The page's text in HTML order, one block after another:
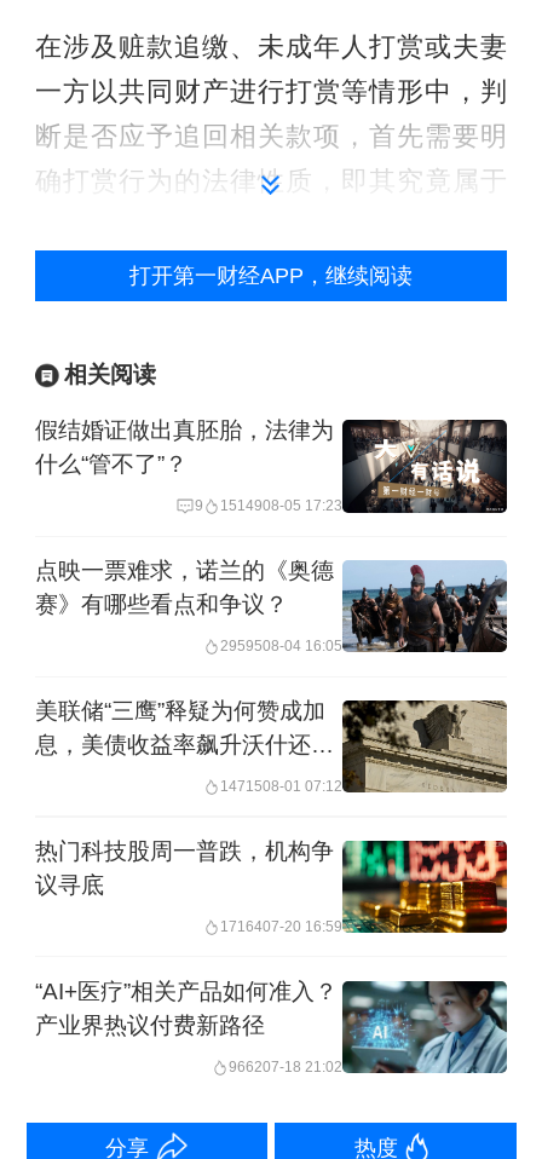
在涉及赃款追缴、未成年人打赏或夫妻
一方以共同财产进行打赏等情形中，判
断是否应予追回相关款项，首先需要明
确打赏行为的法律性质，即其究竟属于
中国人民大学法学院教授谢望原认为，
但实际上这是一种消费行为，因为直播
打赏包含了三个法律关系，即用户与直
播平台之间的网络服务合同关系，用户
和主播间的网络服务合同关系，以及直
播平台与主播之间的合作合同关系。
北京理工大学法学院教授、民法典研究
义务赠与，而是具有互惠属性的价值交
换行为。主播提供唱歌跳舞等劳务服务
务，实现情感满足。因此，用户与直播
平台、主播之间服务合同关系成立。
目前多数案件中，法院均支持“消费行为
说”。最高人民法院司法案例研究院发布
的案例《丈夫在抖音上打赏35万元，妻
子能要求女主播返还吗》二审终审判决
打开第一财经APP，继续阅读
相关阅读
假结婚证做出真胚胎，法律为
什么“管不了”？
9 1514908-05 17:23
点映一票难求，诺兰的《奥德
赛》有哪些看点和争议？
2959508-04 16:05
美联储“三鹰”释疑为何赞成加
息，美债收益率飙升沃什还能
1471508-01 07:12
热门科技股周一普跌，机构争
议寻底
1716407-20 16:59
“AI+医疗”相关产品如何准入？
产业界热议付费新路径
966207-18 21:02
分享 热度